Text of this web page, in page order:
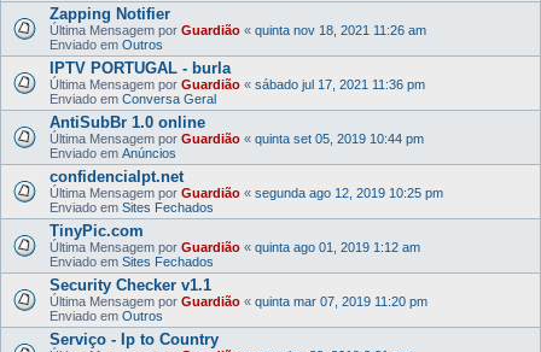
Zapping Notifier
Última Mensagem por Guardião « quinta nov 18, 2021 11:26 am
Enviado em Outros
IPTV PORTUGAL - burla
Última Mensagem por Guardião « sábado jul 17, 2021 11:36 pm
Enviado em Conversa Geral
AntiSubBr 1.0 online
Última Mensagem por Guardião « quinta set 05, 2019 10:44 pm
Enviado em Anúncios
confidencialpt.net
Última Mensagem por Guardião « segunda ago 12, 2019 10:25 pm
Enviado em Sites Fechados
TinyPic.com
Última Mensagem por Guardião « quinta ago 01, 2019 1:12 am
Enviado em Sites Fechados
Security Checker v1.1
Última Mensagem por Guardião « quinta mar 07, 2019 11:20 pm
Enviado em Outros
Serviço - Ip to Country